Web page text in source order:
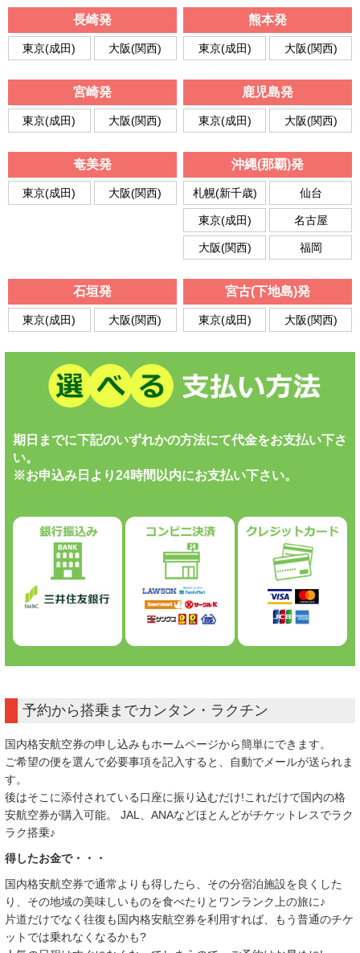
長崎発
東京(成田) 大阪(関西)
熊本発
東京(成田) 大阪(関西)
宮崎発
東京(成田) 大阪(関西)
鹿児島発
東京(成田) 大阪(関西)
奄美発
東京(成田) 大阪(関西)
沖縄(那覇)発
札幌(新千歳) 仙台
東京(成田) 名古屋
大阪(関西) 福岡
石垣発
東京(成田) 大阪(関西)
宮古(下地島)発
東京(成田) 大阪(関西)
期日までに下記のいずれかの方法にて代金をお支払い下さ
い。
※お申込み日より24時間以内にお支払い下さい。
予約から搭乗までカンタン・ラクチン
国内格安航空券の申し込みもホームページから簡単にできます。
ご希望の便を選んで必要事項を記入すると、自動でメールが送られま
す。
後はそこに添付されている口座に振り込むだけ!これだけで国内の格
安航空券が購入可能。 JAL、ANAなどほとんどがチケットレスでラク
ラク搭乗♪
得したお金で・・・
国内格安航空券で通常よりも得したら、その分宿泊施設を良くした
り、その地域の美味しいものを食べたりとワンランク上の旅に♪
片道だけでなく往復も国内格安航空券を利用すれば、もう普通のチケ
ットでは乗れなくなるかも?